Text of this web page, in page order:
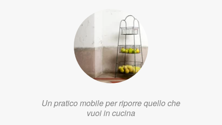
Un pratico mobile per riporre quello che
vuoi in cucina